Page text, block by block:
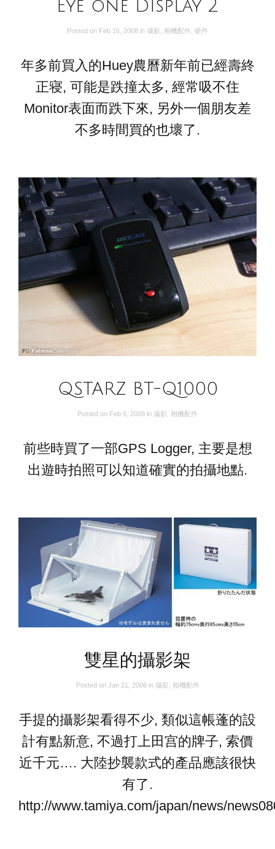
Eye one Display 2
Posted on Feb 16, 2008 in 攝影, 相機配件, 硬件
年多前買入的Huey農曆新年前已經壽終
正寝, 可能是跌撞太多, 經常吸不住
Monitor表面而跌下來, 另外一個朋友差
不多時間買的也壞了.
QSTARZ BT-Q1000
Posted on Feb 9, 2008 in 攝影, 相機配件
前些時買了一部GPS Logger, 主要是想
出遊時拍照可以知道確實的拍攝地點.
雙星的攝影架
Posted on Jan 21, 2008 in 攝影 相機配件
手提的攝影架看得不少, 類似這帳蓬的設
計有點新意, 不過打上田宫的牌子, 索價
近千元…. 大陸抄襲款式的產品應該很快
有了.
http://www.tamiya.com/japan/news/